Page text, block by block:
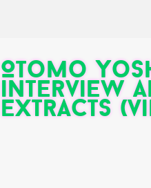
Otomo
interview
extracts